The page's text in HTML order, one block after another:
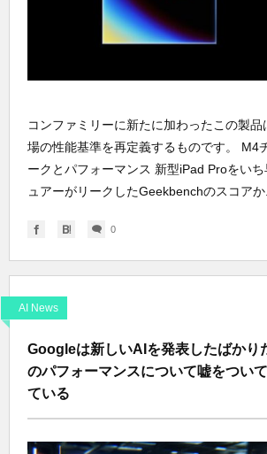
コンファミリーに新たに加わったこの製
場の性能基準を再定義するものです。 M4
ークとパフォーマンス 新型iPad Proをい
ュアーがリークしたGeekbenchのスコアか
0
AI News
Googleは新しいAIを発表したばかり
のパフォーマンスについて嘘をつい
ている